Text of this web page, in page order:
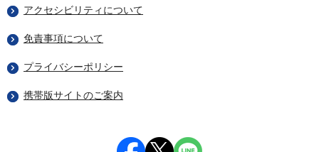
アクセシビリティについて
免責事項について
プライバシーポリシー
携帯版サイトのご案内